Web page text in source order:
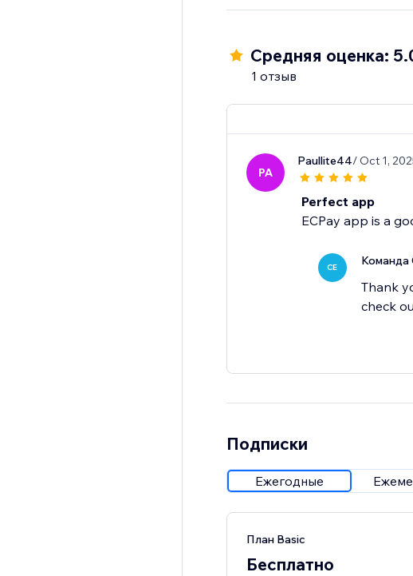
Средняя оценка:
1 отзыв
PA
Paullite44/ Oct 1,
Perfect app
ECPay app is a
CE Команда
Thank
check
Подписки
Ежегодные
План Basic
Бесплатно